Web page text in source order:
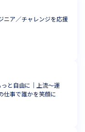
ニア／チャレンジを応援
っと自由に｜上流〜運
仕事で誰かを笑顔に